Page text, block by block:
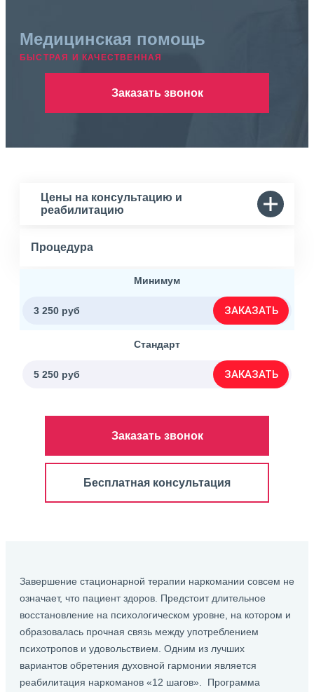
Медицинская помощь
БЫСТРАЯ И КАЧЕСТВЕННАЯ
Заказать звонок
Цены на консультацию и
реабилитацию
Процедура
Минимум
3 250 руб ЗАКАЗАТЬ
Стандарт
5 250 руб ЗАКАЗАТЬ
Заказать звонок
Бесплатная консультация
Завершение стационарной терапии наркомании совсем не
означает, что пациент здоров. Предстоит длительное
восстановление на психологическом уровне, на котором и
образовалась прочная связь между употреблением
психотропов и удовольствием. Одним из лучших
вариантов обретения духовной гармонии является
реабилитация наркоманов «12 шагов». Программа